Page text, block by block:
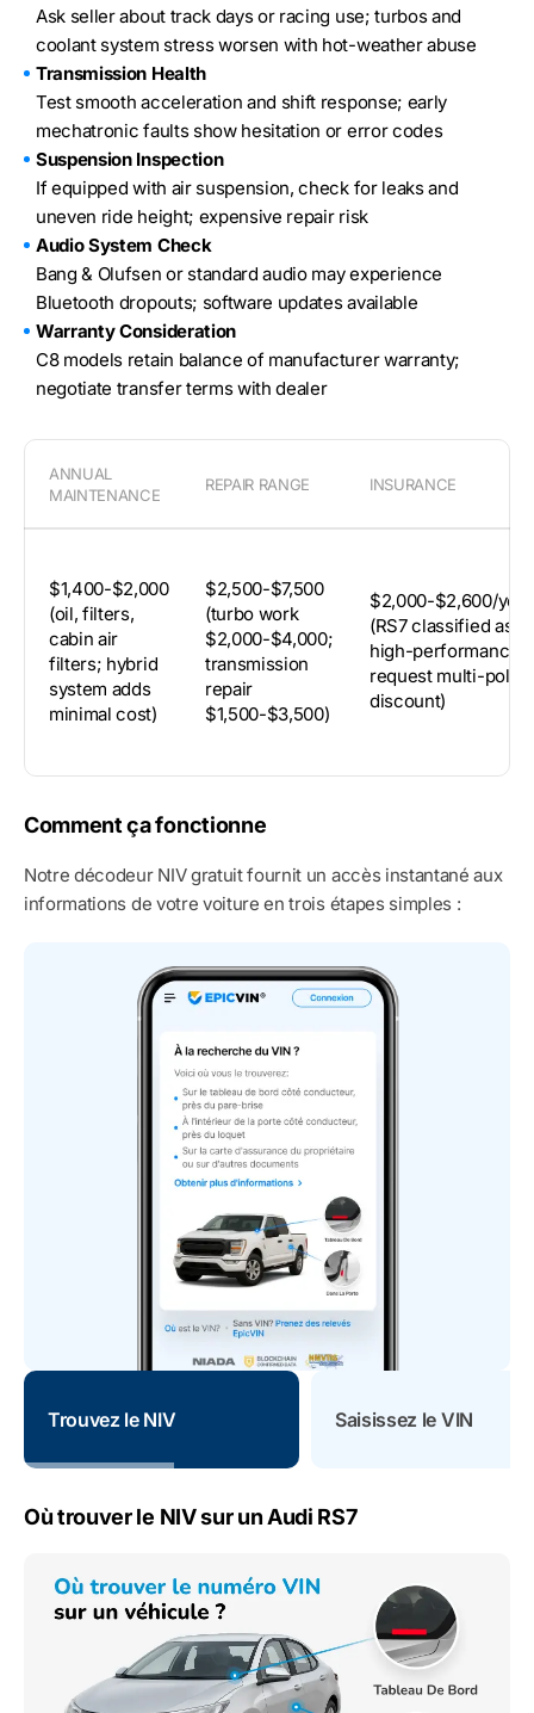
Ask seller about track days or racing use; turbos and
coolant system stress worsen with hot-weather abuse
Transmission Health
Test smooth acceleration and shift response; early
mechatronic faults show hesitation or error codes
Suspension Inspection
If equipped with air suspension, check for leaks and
uneven ride height; expensive repair risk
Audio System Check
Bang & Olufsen or standard audio may experience
Bluetooth dropouts; software updates available
Warranty Consideration
C8 models retain balance of manufacturer warranty;
negotiate transfer terms with dealer
ANNUAL
MAINTENANCE
REPAIR RANGE INSURANCE
$1,400-$2,000
(oil, filters,
cabin air
filters; hybrid
system adds
minimal cost)
$2,500-$7,500
(turbo work
$2,000-$4,000;
transmission
repair
$1,500-$3,500)
$2,000-$2,600/year
(RS7 classified as
high-performance;
request multi-policy
discount)
Comment ça fonctionne
Notre décodeur NIV gratuit fournit un accès instantané aux
informations de votre voiture en trois étapes simples :
Trouvez le NIV Saisissez le VIN
Où trouver le NIV sur un Audi RS7